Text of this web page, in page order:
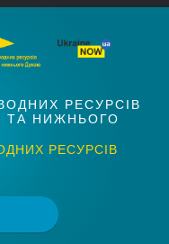
РЕСУРСІВ
ТА НИЖНЬОГО
РЕСУРСІВ